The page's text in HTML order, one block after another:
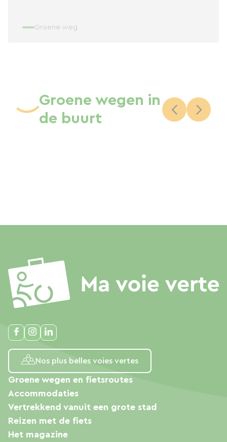
Groene weg
Groene wegen in
de buurt
Nos plus belles voies vertes
Groene wegen en fietsroutes
Accommodaties
Vertrekkend vanuit een grote stad
Reizen met de fiets
Het magazine